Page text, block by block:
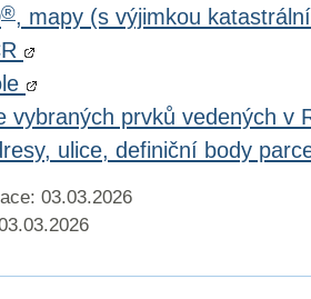
®, mapy (s výjimkou
vybraných prvků vedených v
ulice, definiční body
03.03.2026